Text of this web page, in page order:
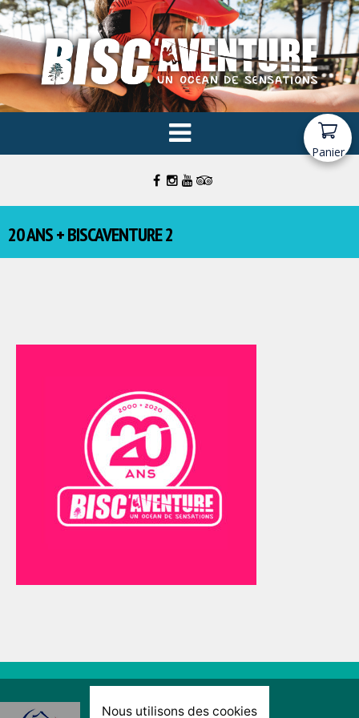
Panier
20 ANS + BISCAVENTURE 2
Nous utilisons des cookies